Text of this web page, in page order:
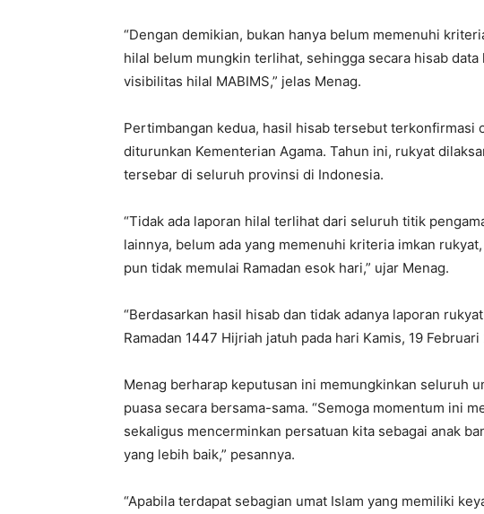
“Dengan demikian, bukan hanya belum memenuhi
hilal belum mungkin terlihat, sehingga secara hisab
visibilitas hilal MABIMS,” jelas Menag.
Pertimbangan kedua, hasil hisab tersebut terkonfirmasi
diturunkan Kementerian Agama. Tahun ini, rukyat
tersebar di seluruh provinsi di Indonesia.
“Tidak ada laporan hilal terlihat dari seluruh titik
lainnya, belum ada yang memenuhi kriteria imkan
pun tidak memulai Ramadan esok hari,” ujar Menag.
“Berdasarkan hasil hisab dan tidak adanya laporan
Ramadan 1447 Hijriah jatuh pada hari Kamis, 19 Februari
Menag berharap keputusan ini memungkinkan seluruh
puasa secara bersama-sama. “Semoga momentum ini
sekaligus mencerminkan persatuan kita sebagai anak
yang lebih baik,” pesannya.
“Apabila terdapat sebagian umat Islam yang memiliki